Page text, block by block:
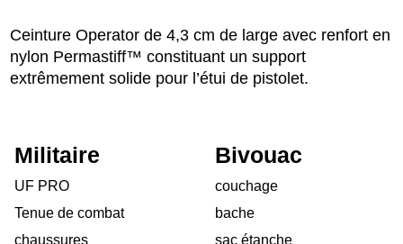
Ceinture Operator de 4,3 cm de large avec renfort en
nylon Permastiff™ constituant un support
extrêmement solide pour l’étui de pistolet.
Militaire
UF PRO
Tenue de combat
chaussures
Bivouac
couchage
bache
sac étanche